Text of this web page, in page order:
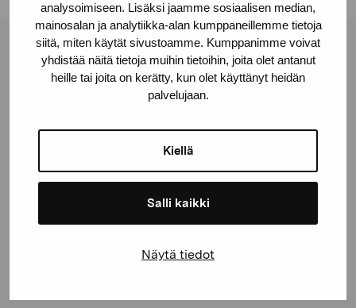
analysoimiseen. Lisäksi jaamme sosiaalisen median,
mainosalan ja analytiikka-alan kumppaneillemme tietoja
siitä, miten käytät sivustoamme. Kumppanimme voivat
yhdistää näitä tietoja muihin tietoihin, joita olet antanut
heille tai joita on kerätty, kun olet käyttänyt heidän
palvelujaan.
Kiellä
Salli kaikki
Näytä tiedot
Pro Artibus -säätiö
10600 Tammisaari
+358 (0)50 371 6339